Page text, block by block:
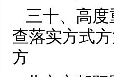
三十、高
查落实方式
方